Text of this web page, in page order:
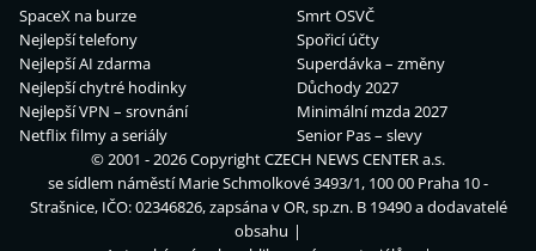
SpaceX na burze
Nejlepší telefony
Nejlepší AI zdarma
Nejlepší chytré hodinky
Nejlepší VPN – srovnání
Netflix filmy a seriály
Smrt OSVČ
Spořicí účty
Superdávka – změny
Důchody 2027
Minimální mzda 2027
Senior Pas – slevy
© 2001 - 2026 CopyrightCZECH NEWS CENTER a.s.
se sídlem náměstí Marie Schmolkové 3493/1, 100 00 Praha 10 -
Strašnice, IČO: 02346826, zapsána v OR, sp.zn. B 19490 a dodavatelé
obsahu